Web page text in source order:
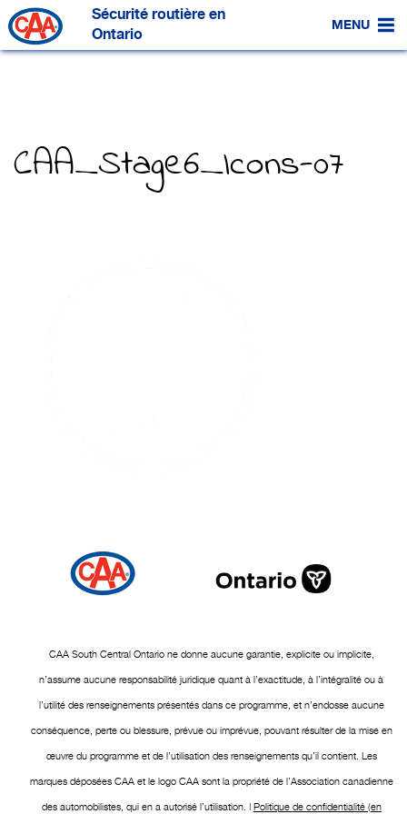
Passer
au
contenu
principal
Sécurité routière en
Ontario
MENU
CAA_Stage6_Icons-07
CAA South Central Ontario ne donne aucune garantie, explicite ou implicite,
n’assume aucune responsabilité juridique quant à l’exactitude, à l’intégralité ou à
l’utilité des renseignements présentés dans ce programme, et n’endosse aucune
conséquence, perte ou blessure, prévue ou imprévue, pouvant résulter de la mise en
œuvre du programme et de l’utilisation des renseignements qu’il contient. Les
marques déposées CAA et le logo CAA sont la propriété de l’Association canadienne
des automobilistes, qui en a autorisé l’utilisation. | Politique de confidentialité (en